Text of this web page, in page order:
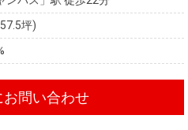
坪)
お問い合わせ